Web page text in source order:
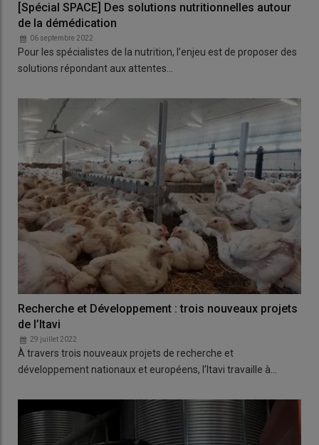
[Spécial SPACE] Des solutions nutritionnelles autour
de la démédication
06 septembre 2022
Pour les spécialistes de la nutrition, l’enjeu est de proposer des
solutions répondant aux attentes…
Recherche et Développement : trois nouveaux projets
de l’Itavi
29 juillet 2022
À travers trois nouveaux projets de recherche et
développement nationaux et européens, l’Itavi travaille à…